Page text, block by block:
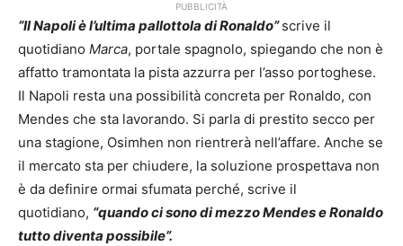
PUBBLICITÀ
“Il Napoli è l’ultima pallottola di Ronaldo”scrive il
quotidiano Marca, portale spagnolo, spiegando che non è
affatto tramontata la pista azzurra per l’asso portoghese.
Il Napoli resta una possibilità concreta per Ronaldo, con
Mendes che sta lavorando. Si parla di prestito secco per
una stagione, Osimhen non rientrerà nell’affare. Anche se
il mercato sta per chiudere, la soluzione prospettava non
è da definire ormai sfumata perché, scrive il
quotidiano, “quando ci sono di mezzo Mendes e Ronaldo
tutto diventa possibile”.